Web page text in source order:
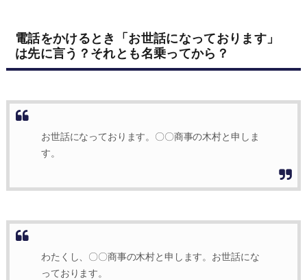
電話をかけるとき「お世話になっております」
は先に言う？それとも名乗ってから？
お世話になっております。〇〇商事の木村と申しま
す。
わたくし、〇〇商事の木村と申します。お世話にな
っております。